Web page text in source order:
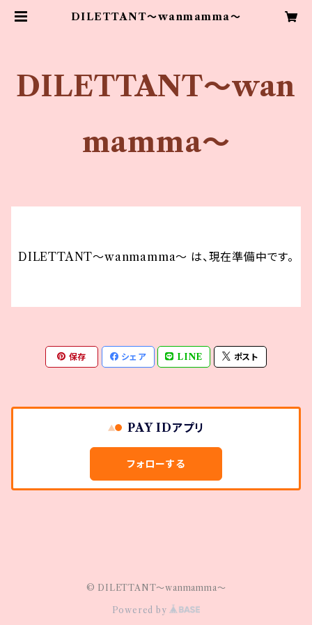
DILETTANT～wanmamma～
DILETTANT～wan
mamma～
DILETTANT～wanmamma～ は、現在準備中です。
保存 シェア LINE ポスト
PAY IDアプリ
フォローする
© DILETTANT～wanmamma～
Powered by